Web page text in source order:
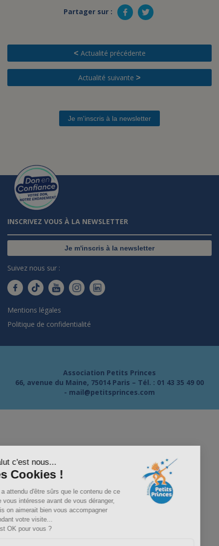
Salut c'est nous...
les Cookies !
On a attendu d'être sûrs que le contenu de ce
site vous intéresse avant de vous déranger,
mais on aimerait bien vous accompagner
pendant votre visite...
C'est OK pour vous ?
Partager sur :
< Actualité précédente
Actualité suivante >
Je m'inscris à la newsletter
INSCRIVEZ VOUS À LA NEWSLETTER
Je m'inscris à la newsletter
Suivez nous sur :
Mentions légales
Politique de confidentialité
Association Petits Princes
66, avenue du Maine, 75014 Paris – Tél. : 01 43 35 49 00
- mail@petitsprinces.com